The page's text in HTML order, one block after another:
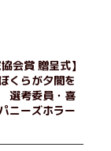
。だが彼に
ない女たちの
クシュアリティ
会賞 贈呈式】
くらが夕闇を
選考委員・喜
ニーズホラー